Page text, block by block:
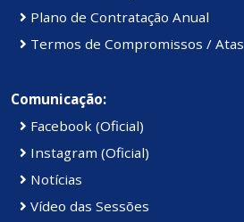
Plano de Contratação Anual
Termos de Compromissos / Atas
Comunicação:
Facebook (Oficial)
Instagram (Oficial)
Notícias
Vídeo das Sessões